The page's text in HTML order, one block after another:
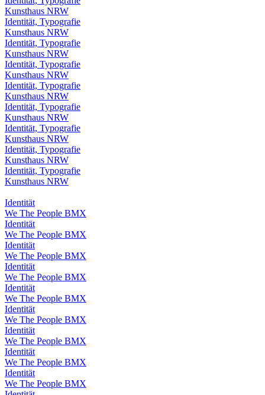
Kunsthaus NRW
Identität, Typografie
Kunsthaus NRW
Identität, Typografie
Kunsthaus NRW
Identität, Typografie
Kunsthaus NRW
Identität, Typografie
Kunsthaus NRW
Identität, Typografie
Kunsthaus NRW
Identität, Typografie
Kunsthaus NRW
Identität, Typografie
Kunsthaus NRW
Identität, Typografie
Kunsthaus NRW
Identität
We The People BMX
Identität
We The People BMX
Identität
We The People BMX
Identität
We The People BMX
Identität
We The People BMX
Identität
We The People BMX
Identität
We The People BMX
Identität
We The People BMX
Identität
We The People BMX